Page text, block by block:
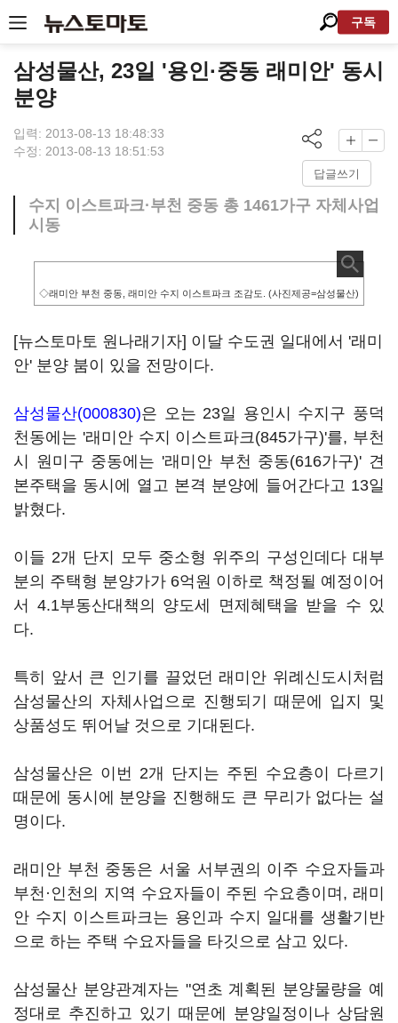
구독
삼성물산, 23일 '용인·중동 래미안' 동시
분양
입력: 2013-08-13 18:48:33
수정: 2013-08-13 18:51:53
답글쓰기
수지 이스트파크·부천 중동 총 1461가구 자체사업
시동
◇래미안 부천 중동, 래미안 수지 이스트파크 조감도. (사진제공=삼성물산)
[뉴스토마토 원나래기자] 이달 수도권 일대에서 '래미
안' 분양 붐이 있을 전망이다.
삼성물산(000830)은 오는 23일 용인시 수지구 풍덕
천동에는 '래미안 수지 이스트파크(845가구)'를, 부천
시 원미구 중동에는 '래미안 부천 중동(616가구)' 견
본주택을 동시에 열고 본격 분양에 들어간다고 13일
밝혔다.
이들 2개 단지 모두 중소형 위주의 구성인데다 대부
분의 주택형 분양가가 6억원 이하로 책정될 예정이어
서 4.1부동산대책의 양도세 면제혜택을 받을 수 있
다.
특히 앞서 큰 인기를 끌었던 래미안 위례신도시처럼
삼성물산의 자체사업으로 진행되기 때문에 입지 및
상품성도 뛰어날 것으로 기대된다.
삼성물산은 이번 2개 단지는 주된 수요층이 다르기
때문에 동시에 분양을 진행해도 큰 무리가 없다는 설
명이다.
래미안 부천 중동은 서울 서부권의 이주 수요자들과
부천·인천의 지역 수요자들이 주된 수요층이며, 래미
안 수지 이스트파크는 용인과 수지 일대를 생활기반
으로 하는 주택 수요자들을 타깃으로 삼고 있다.
삼성물산 분양관계자는 "연초 계획된 분양물량을 예
정대로 추진하고 있기 때문에 분양일정이나 상담원